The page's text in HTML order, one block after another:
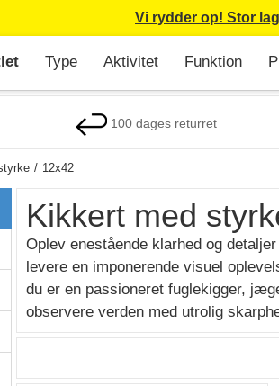
Vi rydder op! Stor
Type Aktivitet Funktion
100 dages returret
12x42
Kikkert med
Oplev enestående klarhed og
levere en imponerende visuel
du er en passioneret fuglekigger,
observere verden med utrolig